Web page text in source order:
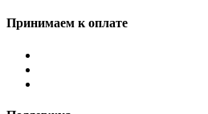
Принимаем к оплате